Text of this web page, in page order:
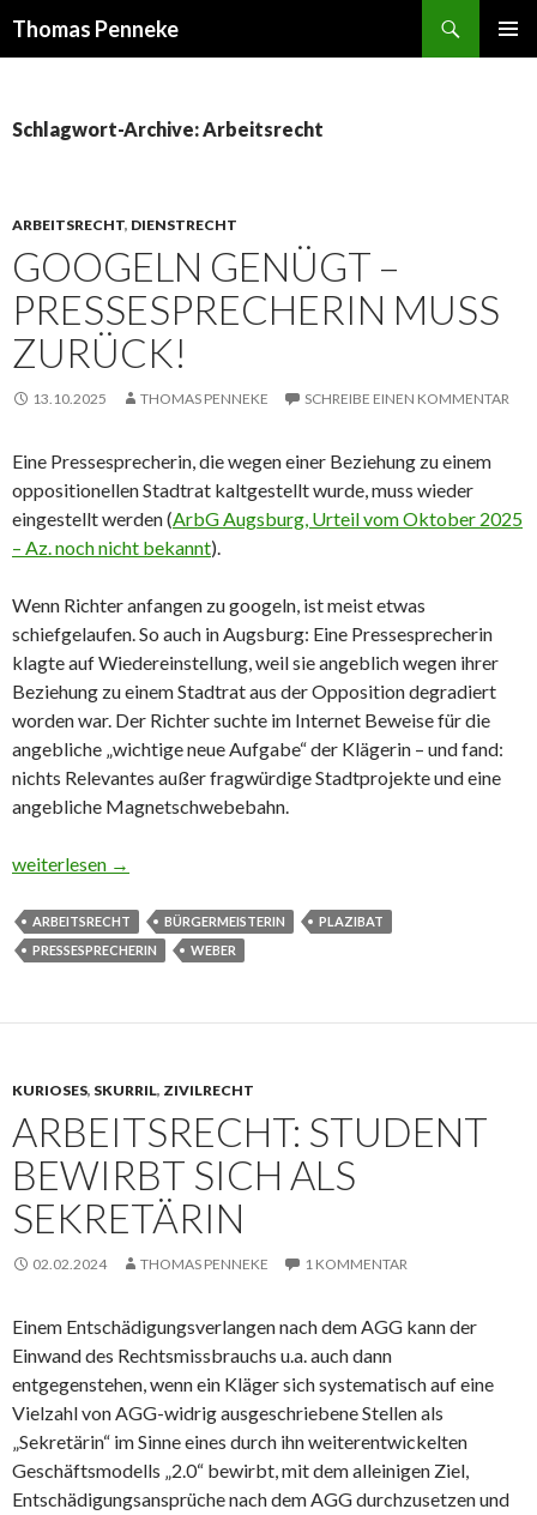
Thomas Penneke
Schlagwort-Archive: Arbeitsrecht
ARBEITSRECHT, DIENSTRECHT
GOOGELN GENÜGT –
PRESSESPRECHERIN MUSS
ZURÜCK!
13.10.2025 THOMAS PENNEKE SCHREIBE EINEN KOMMENTAR
Eine Pressesprecherin, die wegen einer Beziehung zu einem
oppositionellen Stadtrat kaltgestellt wurde, muss wieder
eingestellt werden (ArbG Augsburg, Urteil vom Oktober 2025
– Az. noch nicht bekannt).
Wenn Richter anfangen zu googeln, ist meist etwas
schiefgelaufen. So auch in Augsburg: Eine Pressesprecherin
klagte auf Wiedereinstellung, weil sie angeblich wegen ihrer
Beziehung zu einem Stadtrat aus der Opposition degradiert
worden war. Der Richter suchte im Internet Beweise für die
angebliche „wichtige neue Aufgabe“ der Klägerin – und fand:
nichts Relevantes außer fragwürdige Stadtprojekte und eine
angebliche Magnetschwebebahn.
Googeln genügt – Pressesprecherin muss zurück!
weiterlesen →
ARBEITSRECHT BÜRGERMEISTERIN
PLAZIBAT
PRESSESPRECHERIN
WEBER
KURIOSES, SKURRIL, ZIVILRECHT
ARBEITSRECHT: STUDENT
BEWIRBT SICH ALS
SEKRETÄRIN
02.02.2024 THOMAS PENNEKE 1 KOMMENTAR
Einem Entschädigungsverlangen nach dem AGG kann der
Einwand des Rechtsmissbrauchs u.a. auch dann
entgegenstehen, wenn ein Kläger sich systematisch auf eine
Vielzahl von AGG-widrig ausgeschriebene Stellen als
„Sekretärin“ im Sinne eines durch ihn weiterentwickelten
Geschäftsmodells „2.0“ bewirbt, mit dem alleinigen Ziel,
Entschädigungsansprüche nach dem AGG durchzusetzen und